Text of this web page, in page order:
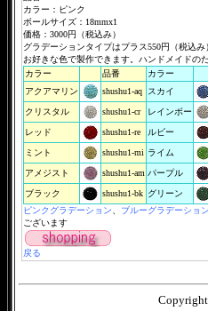
カラー：ピンク
ボールサイズ：18mmx1
価格：3000円（税込み）
グラデーションタイプはプラス550円（税込
お好きな色で製作できます。ハンドメイドの
カラー
品番 カラー
アクアマリン
shushu1-aq スカイ
クリスタル shushu1-cr レインボー
レッド shushu1-re ルビー
ミント shushu1-mi ライム
アメジスト shushu1-am パープル
ブラック shushu1-bk グリーン
ピンクグラデーション
ブルーグラデーション
ございます
戻る